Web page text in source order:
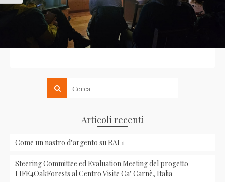
Articoli recenti
Come un nastro d’argento su RAI 1
Steering Committee ed Evaluation Meeting del progetto
LIFE4OakForests al Centro Visite Ca’ Carnè, Italia